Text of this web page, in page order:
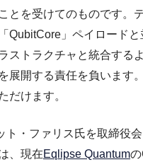
とを受けてのものです。
QubitCore」ペイロードと
ストラクチャと統合する
展開する責任を負います
だけます。
ト・ファリス氏を取締役
、現在Eqlipse Quantum